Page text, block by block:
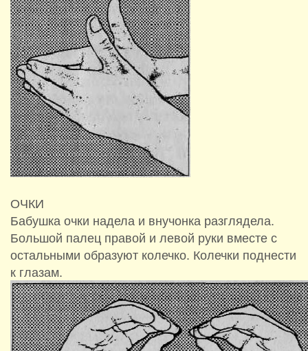
ОЧКИ
Бабушка очки надела и внучонка разглядела.
Большой палец правой и левой руки вместе с
остальными образуют колечко. Колечки поднести
к глазам.